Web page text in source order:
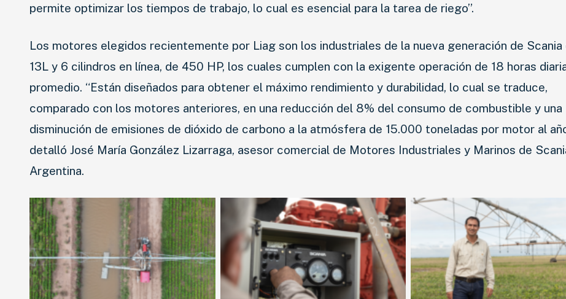
permite optimizar los tiempos de trabajo, lo cual es esencial para la tarea de riego”.
Los motores elegidos recientemente por Liag son los industriales de la nueva generación de Scania
13L y 6 cilindros en línea, de 450 HP, los cuales cumplen con la exigente operación de 18 horas
promedio. “Están diseñados para obtener el máximo rendimiento y durabilidad, lo cual se traduce,
comparado con los motores anteriores, en una reducción del 8% del consumo de combustible y una
disminución de emisiones de dióxido de carbono a la atmósfera de 15.000 toneladas por motor al
detalló José María González Lizarraga, asesor comercial de Motores Industriales y Marinos de
Argentina.